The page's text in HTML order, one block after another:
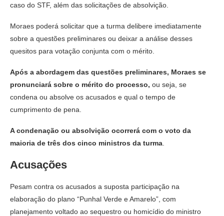
caso do STF, além das solicitações de absolvição.
Moraes poderá solicitar que a turma delibere imediatamente
sobre a questões preliminares ou deixar a análise desses
quesitos para votação conjunta com o mérito.
Após a abordagem das questões preliminares, Moraes se
pronunciará sobre o mérito do processo, ou seja, se
condena ou absolve os acusados e qual o tempo de
cumprimento de pena.
A condenação ou absolvição ocorrerá com o voto da
maioria de três dos cinco ministros da turma
Acusações
Pesam contra os acusados a suposta participação na
elaboração do plano “Punhal Verde e Amarelo”, com
planejamento voltado ao sequestro ou homicídio do ministro